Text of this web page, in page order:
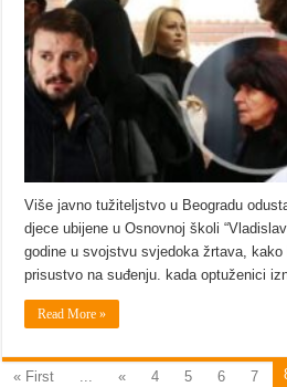
Više javno tužiteljstvo u Beogradu
djece ubijene u Osnovnoj školi
godine u svojstvu svjedoka žrtava,
prisustvo na suđenju. kada optuženici
Read More »
« First ... « 4 5 6 7